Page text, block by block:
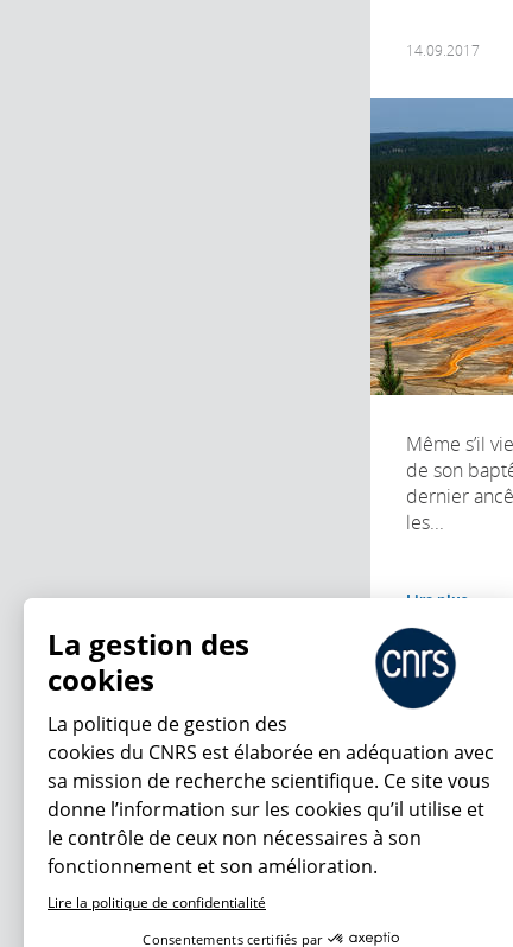
14.09.2017
Même s’il
de son
dernier
les...
Lire plus
Charte
Données
En ce moment
La gestion des
cookies
La politique de gestion des
cookies du CNRS est élaborée en adéquation avec
sa mission de recherche scientifique. Ce site vous
donne l’information sur les cookies qu’il utilise et
le contrôle de ceux non nécessaires à son
fonctionnement et son amélioration.
Lire la politique de confidentialité
Consentements certifiés par